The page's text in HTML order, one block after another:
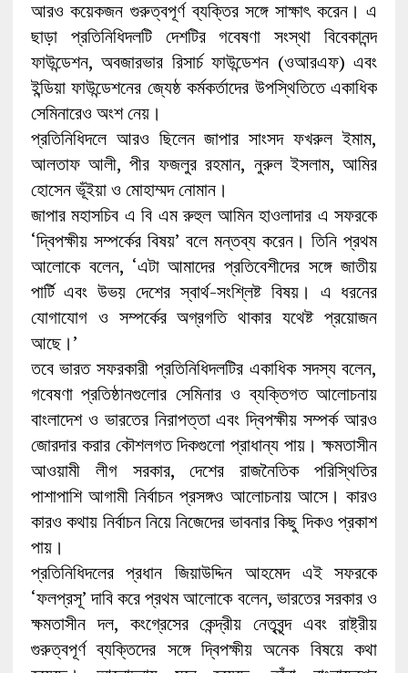
আরও কয়েকজন গুরুত্বপূর্ণ ব্যক্তির সঙ্গে সাক্ষাৎ করেন। এ
ছাড়া প্রতিনিধিদলটি দেশটির গবেষণা সংস্থা বিবেকানন্দ
ফাউন্ডেশন, অবজারভার রিসার্চ ফাউন্ডেশন (ওআরএফ) এবং
ইন্ডিয়া ফাউন্ডেশনের জ্যেষ্ঠ কর্মকর্তাদের উপস্থিতিতে একাধিক
সেমিনারেও অংশ নেয়।
প্রতিনিধিদলে আরও ছিলেন জাপার সাংসদ ফখরুল ইমাম,
আলতাফ আলী, পীর ফজলুর রহমান, নুরুল ইসলাম, আমির
হোসেন ভূঁইয়া ও মোহাম্মদ নোমান।
জাপার মহাসচিব এ বি এম রুহুল আমিন হাওলাদার এ সফরকে
‘দ্বিপক্ষীয় সম্পর্কের বিষয়’ বলে মন্তব্য করেন। তিনি প্রথম
আলোকে বলেন, ‘এটা আমাদের প্রতিবেশীদের সঙ্গে জাতীয়
পার্টি এবং উভয় দেশের স্বার্থ-সংশ্লিষ্ট বিষয়। এ ধরনের
যোগাযোগ ও সম্পর্কের অগ্রগতি থাকার যথেষ্ট প্রয়োজন
আছে।’
তবে ভারত সফরকারী প্রতিনিধিদলটির একাধিক সদস্য বলেন,
গবেষণা প্রতিষ্ঠানগুলোর সেমিনার ও ব্যক্তিগত আলোচনায়
বাংলাদেশ ও ভারতের নিরাপত্তা এবং দ্বিপক্ষীয় সম্পর্ক আরও
জোরদার করার কৌশলগত দিকগুলো প্রাধান্য পায়। ক্ষমতাসীন
আওয়ামী লীগ সরকার, দেশের রাজনৈতিক পরিস্থিতির
পাশাপাশি আগামী নির্বাচন প্রসঙ্গও আলোচনায় আসে। কারও
কারও কথায় নির্বাচন নিয়ে নিজেদের ভাবনার কিছু দিকও প্রকাশ
পায়।
প্রতিনিধিদলের প্রধান জিয়াউদ্দিন আহমেদ এই সফরকে
‘ফলপ্রসূ’ দাবি করে প্রথম আলোকে বলেন, ভারতের সরকার ও
ক্ষমতাসীন দল, কংগ্রেসের কেন্দ্রীয় নেতৃবৃন্দ এবং রাষ্ট্রীয়
গুরুত্বপূর্ণ ব্যক্তিদের সঙ্গে দ্বিপক্ষীয় অনেক বিষয়ে কথা